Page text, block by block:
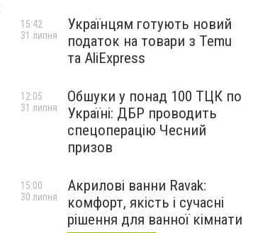
Українцям готують новий
податок на товари з Temu
та AliExpress
15:42
31 липня
Обшуки у понад 100 ТЦК по
Україні: ДБР проводить
спецоперацію Чесний
призов
12:05
31 липня
Акрилові ванни Ravak:
комфорт, якість і сучасні
рішення для ванної кімнати
15:00
30 липня